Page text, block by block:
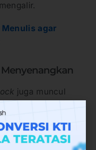
agar
juga muncul
maraton yang
Cobalah
rileks dan